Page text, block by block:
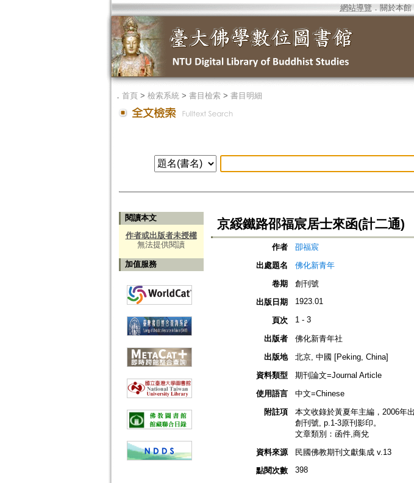
網站導覽 ． 關於本館
． 首頁> 檢索系統> 書目檢索> 書目明細
閱讀本文
作者或出版者未授權
無法提供閱讀
加值服務
京綏鐵路邵福宸居士來函(計二通)
作者
卲福宸
出處題名
佛化新青年
卷期
創刊號
出版日期
1923.01
頁次 1 - 3
出版者
佛化新青年社
出版地
北京, 中國 [Peking, China]
資料類型
期刊論文=Journal Article
使用語言
中文=Chinese
附註項
本文收錄於黃夏年主編，2006年
創刊號, p.1-3原刊影印。
文章類別：函件,商兌
資料來源
民國佛教期刊文獻集成 v.13
點閱次數
398